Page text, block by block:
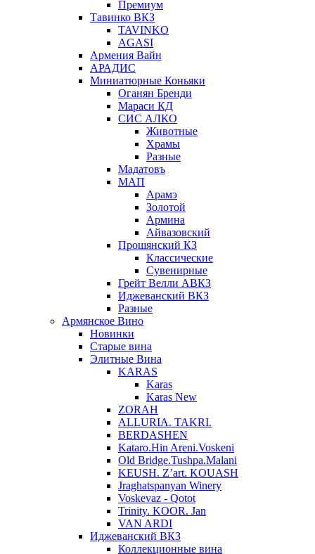
Премиум
Тавинко ВКЗ
TAVINKO
AGASI
Армения Вайн
АРАДИС
Миниатюрные Коньяки
Оганян Бренди
Мараси КД
СИС АЛКО
Животные
Храмы
Разные
Мадатовъ
МАП
Арамэ
Золотой
Армина
Айвазовский
Прошянский КЗ
Классические
Сувенирные
Грейт Велли АВКЗ
Иджеванский ВКЗ
Разные
Армянское Вино
Новинки
Старые вина
Элитные Вина
KARAS
Karas
Karas New
ZORAH
ALLURIA. TAKRI.
BERDASHEN
Kataro.Hin Areni.Voskeni
Old Bridge.Tushpa.Malani
KEUSH. Z’art. KOUASH
Jraghatspanyan Winery
Voskevaz - Qotot
Trinity. KOOR. Jan
VAN ARDI
Иджеванский ВКЗ
Коллекционные вина